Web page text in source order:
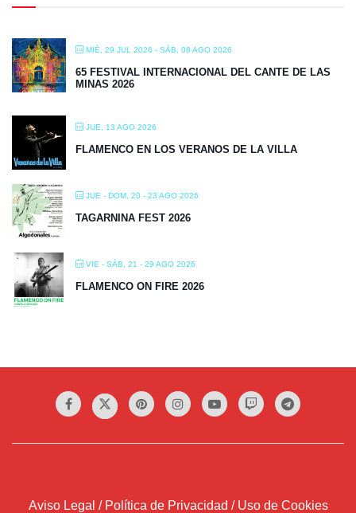
MIÉ, 29 JUL 2026 - SÁB, 08 AGO 2026
65 FESTIVAL INTERNACIONAL DEL CANTE DE LAS
MINAS 2026
JUE, 13 AGO 2026
FLAMENCO EN LOS VERANOS DE LA VILLA
JUE - DOM, 20 - 23 AGO 2026
TAGARNINA FEST 2026
VIE - SÁB, 21 - 29 AGO 2026
FLAMENCO ON FIRE 2026
Aviso Legal / Política de Privacidad / Uso de Cookies